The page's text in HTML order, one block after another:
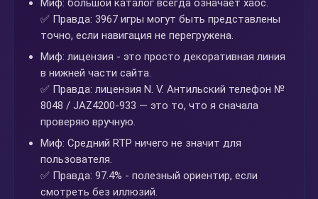
Миф: большой каталог всегда означает хаос.
✅ Правда: 3967 игры могут быть представлены
точно, если навигация не перегружена.
Миф: лицензия - это просто декоративная линия
в нижней части сайта.
✅ Правда: лицензия N. V. Антильский телефон №
8048 / JAZ4200-933 — это то, что я сначала
проверяю вручную.
Миф: Средний RTP ничего не значит для
пользователя.
✅ Правда: 97.4% - полезный ориентир, если
смотреть без иллюзий.